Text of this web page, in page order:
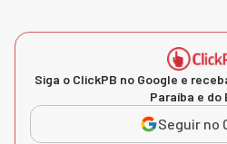
Siga o ClickPB no Google e
Paraíba e do
Seguir no